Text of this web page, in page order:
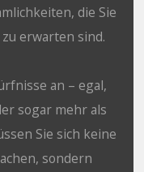
die Sie
erwarten sind.
an – egal,
sogar mehr als
Sie sich keine
sondern